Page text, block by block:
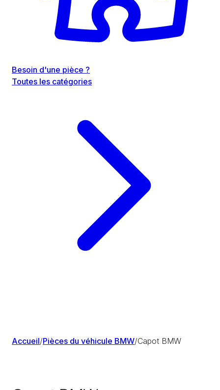
Besoin d'une pièce ?
Toutes les catégories
Accueil/Pièces du véhicule BMW/Capot BMW